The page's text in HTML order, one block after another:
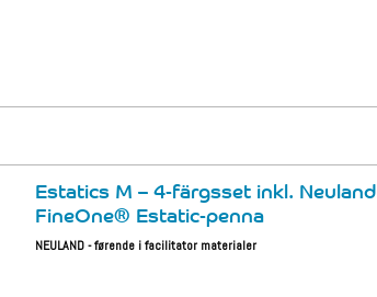
Estatics M – 4-färgsset inkl. Neuland
FineOne® Estatic-penna
NEULAND - førende i facilitator materialer